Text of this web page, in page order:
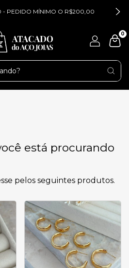
- PEDIDO MÍNIMO O R$200,00
0
está procurando
pelos seguintes produtos.